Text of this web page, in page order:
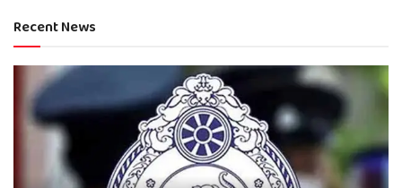
Recent News